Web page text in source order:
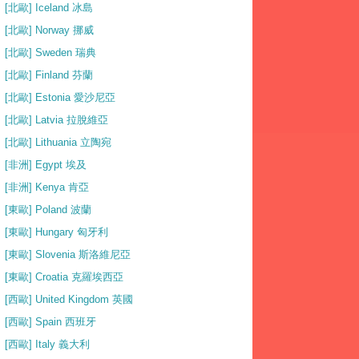
[北歐] Iceland 冰島
[北歐] Norway 挪威
[北歐] Sweden 瑞典
[北歐] Finland 芬蘭
[北歐] Estonia 愛沙尼亞
[北歐] Latvia 拉脫維亞
[北歐] Lithuania 立陶宛
[非洲] Egypt 埃及
[非洲] Kenya 肯亞
[東歐] Poland 波蘭
[東歐] Hungary 匈牙利
[東歐] Slovenia 斯洛維尼亞
[東歐] Croatia 克羅埃西亞
[西歐] United Kingdom 英國
[西歐] Spain 西班牙
[西歐] Italy 義大利